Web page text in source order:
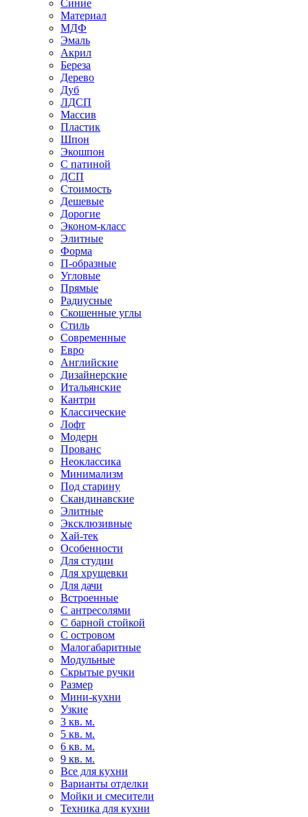
Синие
Материал
МДФ
Эмаль
Акрил
Береза
Дерево
Дуб
ЛДСП
Массив
Пластик
Шпон
Экошпон
С патиной
ДСП
Стоимость
Дешевые
Дорогие
Эконом-класс
Элитные
Форма
П-образные
Угловые
Прямые
Радиусные
Скошенные углы
Стиль
Современные
Евро
Английские
Дизайнерские
Итальянские
Кантри
Классические
Лофт
Модерн
Прованс
Неоклассика
Минимализм
Под старину
Скандинавские
Элитные
Эксклюзивные
Хай-тек
Особенности
Для студии
Для хрущевки
Для дачи
Встроенные
С антресолями
С барной стойкой
С островом
Малогабаритные
Модульные
Скрытые ручки
Размер
Мини-кухни
Узкие
3 кв. м.
5 кв. м.
6 кв. м.
9 кв. м.
Все для кухни
Варианты отделки
Мойки и смесители
Техника для кухни